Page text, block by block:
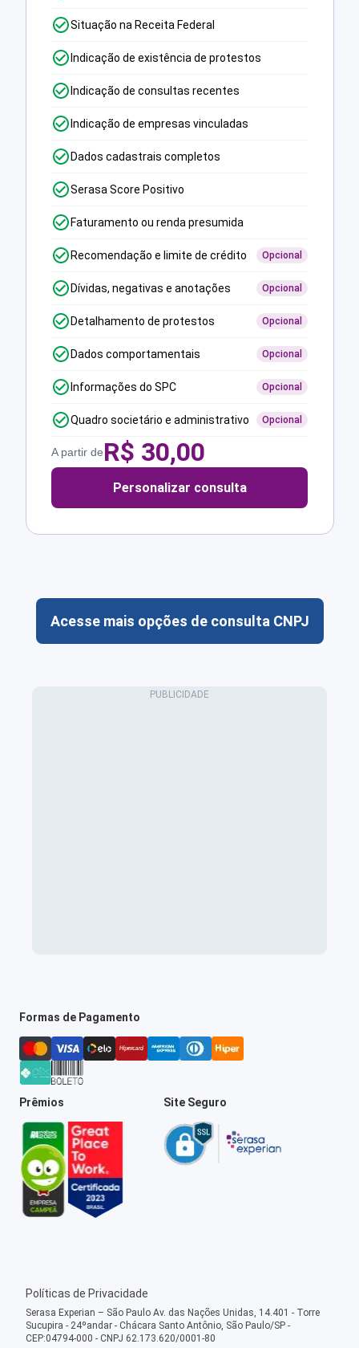
Situação na Receita Federal
Indicação de existência de protestos
Indicação de consultas recentes
Indicação de empresas vinculadas
Dados cadastrais completos
Serasa Score Positivo
Faturamento ou renda presumida
Recomendação e limite de crédito Opcional
Dívidas, negativas e anotações Opcional
Detalhamento de protestos Opcional
Dados comportamentais Opcional
Informações do SPC Opcional
Quadro societário e administrativo Opcional
A partir deR$ 30,00
Personalizar consulta
Acesse mais opções de consulta CNPJ
Formas de Pagamento
Prêmios Site Seguro
Políticas de Privacidade
Serasa Experian – São Paulo Av. das Nações Unidas, 14.401 - Torre
Sucupira - 24ºandar - Chácara Santo Antônio, São Paulo/SP -
CEP:04794-000 - CNPJ 62.173.620/0001-80